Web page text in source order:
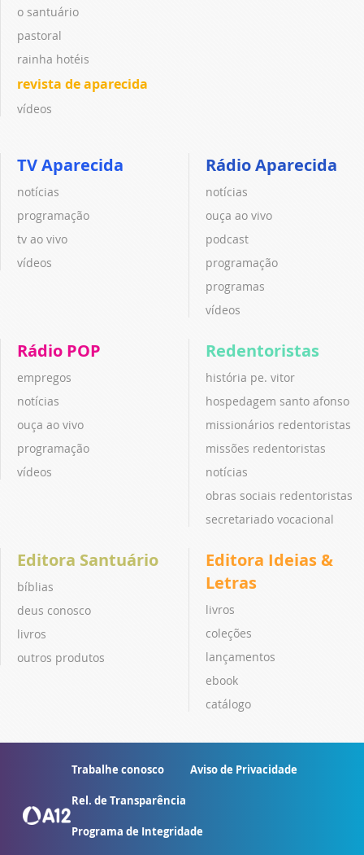
o santuário
pastoral
rainha hotéis
revista de aparecida
vídeos
TV Aparecida
notícias
programação
tv ao vivo
vídeos
Rádio Aparecida
notícias
ouça ao vivo
podcast
programação
programas
vídeos
Rádio POP
empregos
notícias
ouça ao vivo
programação
vídeos
Redentoristas
história pe. vitor
hospedagem santo afonso
missionários redentoristas
missões redentoristas
notícias
obras sociais redentoristas
secretariado vocacional
Editora Santuário
bíblias
deus conosco
livros
outros produtos
Editora Ideias &
Letras
livros
coleções
lançamentos
ebook
catálogo
Trabalhe conosco Aviso de Privacidade
Rel. de Transparência
Programa de Integridade